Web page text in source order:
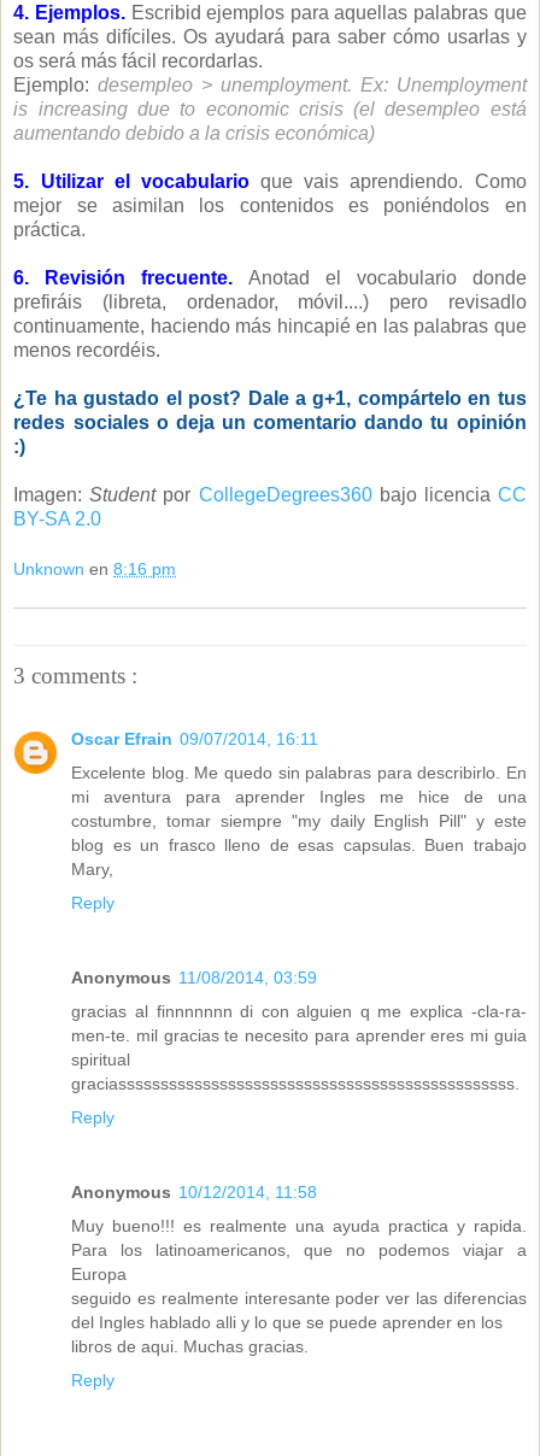
4. Ejemplos. Escribid ejemplos para aquellas palabras que
sean más difíciles. Os ayudará para saber cómo usarlas y
os será más fácil recordarlas.
Ejemplo:desempleo > unemployment. Ex: Unemployment
is increasing due to economic crisis (el desempleo está
aumentando debido a la crisis económica)
5. Utilizar el vocabularioque vais aprendiendo. Como
mejor se asimilan los contenidos es poniéndolos en
práctica.
6. Revisión frecuente.Anotad el vocabulario donde
prefiráis (libreta, ordenador, móvil....) pero revisadlo
continuamente, haciendo más hincapié en las palabras que
menos recordéis.
¿Te ha gustado el post? Dale a g+1, compártelo en tus
redes sociales o deja un comentario dando tu opinión
:)
Imagen:Studentpor CollegeDegrees360bajo licencia CC
BY-SA 2.0
Unknownen8:16 pm
3 comments :
Oscar Efrain 09/07/2014, 16:11
Excelente blog. Me quedo sin palabras para describirlo. En
mi aventura para aprender Ingles me hice de una
costumbre, tomar siempre "my daily English Pill" y este
blog es un frasco lleno de esas capsulas. Buen trabajo
Mary,
Reply
Anonymous 11/08/2014, 03:59
gracias al finnnnnnn di con alguien q me explica -cla-ra-
men-te. mil gracias te necesito para aprender eres mi guia
spiritual
graciasssssssssssssssssssssssssssssssssssssssssssssss.
Reply
Anonymous 10/12/2014, 11:58
Muy bueno!!! es realmente una ayuda practica y rapida.
Para los latinoamericanos, que no podemos viajar a
Europa
seguido es realmente interesante poder ver las diferencias
del Ingles hablado alli y lo que se puede aprender en los
libros de aqui. Muchas gracias.
Reply